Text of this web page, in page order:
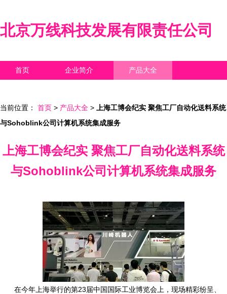
北京万线科技发展有限责任公司
首页 企业简介 产品大全
当前位置： 首页 > 产品大全 >
上海工博会纪实 聚焦工厂自动化送料系统
与Sohoblink公司计算机系统集成服务
上海工博会纪实 聚焦工厂自动化送料系统
与Sohoblink公司计算机系统集成服务
在今年上海举行的第23届中国国际工业博览会上，现场精彩纷呈、